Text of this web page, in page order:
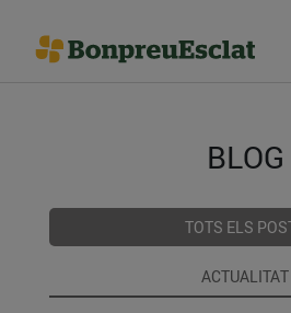
BLOG
TOTS ELS
ACTUALITAT